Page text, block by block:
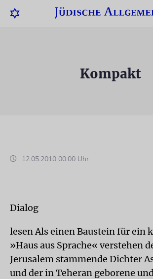
Kompakt
12.05.2010 00:00 Uhr
Dialog
lesen Als einen Baustein für ein
»Haus aus Sprache« verstehen
Jerusalem stammende Dichter
und der in Teheran geborene